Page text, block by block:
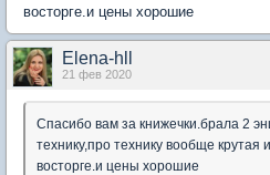
восторге.и цены хорошие
Elena-hll
21 фев 2020
Спасибо вам за книжечки.брала 2
технику,про технику вообще крутая
восторге.и цены хорошие